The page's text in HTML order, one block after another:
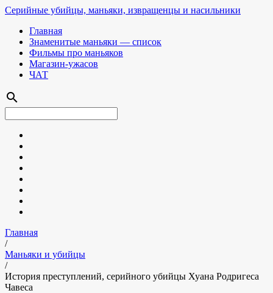
Серийные убийцы, маньяки, извращенцы и насильники
Главная
Знаменитые маньяки — список
Фильмы про маньяков
Магазин-ужасов
ЧАТ
search
Главная
/
Маньяки и убийцы
/
История преступлений, серийного убийцы Хуана Родригеса
Чавеса